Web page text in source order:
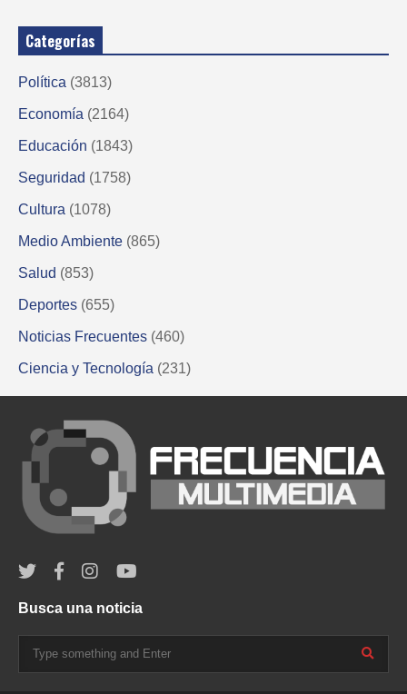
Categorías
Política (3813)
Economía (2164)
Educación (1843)
Seguridad (1758)
Cultura (1078)
Medio Ambiente (865)
Salud (853)
Deportes (655)
Noticias Frecuentes (460)
Ciencia y Tecnología (231)
Busca una noticia